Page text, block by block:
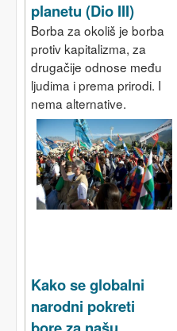
planetu (Dio III)
Borba za okoliš je borba
protiv kapitalizma, za
drugačije odnose među
ljudima i prema prirodi. I
nema alternative.
Kako se globalni
narodni pokreti